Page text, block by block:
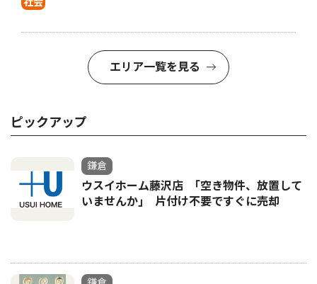
社会
エリア一覧を見る
ピックアップ
鎌倉
ウスイホーム藤沢店 ｢空き物件、放置して
いませんか｣ 片付け不要ですぐに売却